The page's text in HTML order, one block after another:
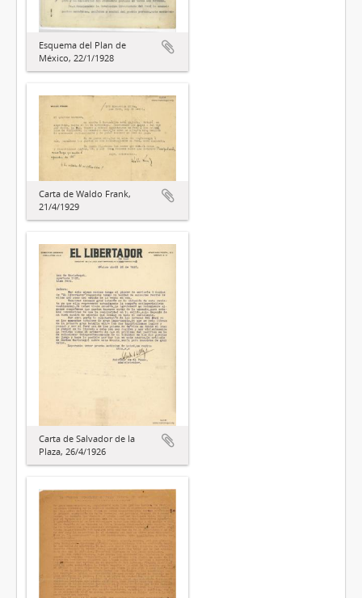
Esquema del Plan de
México, 22/1/1928
Carta de Waldo Frank,
21/4/1929
Carta de Salvador de la
Plaza, 26/4/1926